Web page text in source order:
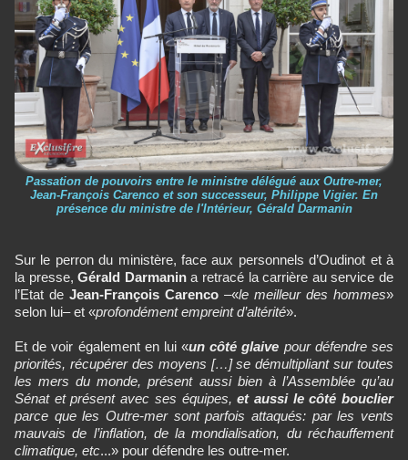
Passation de pouvoirs entre le ministre délégué aux Outre-mer,
Jean-François Carenco et son successeur, Philippe Vigier. En
présence du ministre de l'Intérieur, Gérald Darmanin
Sur le perron du ministère, face aux personnels d’Oudinot et à
la presse,Gérald Darmanina retracé la carrière au service de
l’Etat de Jean-François Carenco –«le meilleur des hommes»
selon lui– et «profondément empreint d’altérité».
Et de voir également en lui «un côté glaive pour défendre ses
priorités, récupérer des moyens […] se démultipliant sur toutes
les mers du monde, présent aussi bien à l’Assemblée qu’au
Sénat et présent avec ses équipes,et aussi le côté bouclier
parce que les Outre-mer sont parfois attaqués: par les vents
mauvais de l’inflation, de la mondialisation, du réchauffement
climatique, etc...» pour défendre les outre-mer.